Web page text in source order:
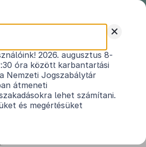
XXXV. törvény
adóról szóló2007. évi
törvénymódosításáról
04. 13. – 2012. 06. 26.
+
2026. augusztus 8-
óra között karbantartási
Nemzeti Jogszabálytár
átmeneti
lehet számítani.
és megértésüket